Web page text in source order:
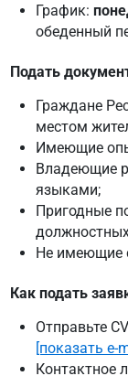
График:
обеденный
Подать
Граждане
местом
Имеющие
Владеющие
языками;
Пригодные
Не имеющие
Как подать
Отправьте
[показать e-
Контактное